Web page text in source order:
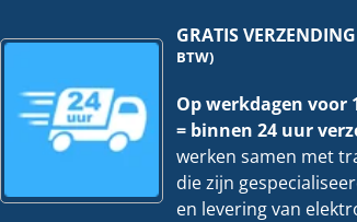
GRATIS
BTW)
Op werkdagen voor
= binnen 24 uur
werken samen met
die zijn
en levering van